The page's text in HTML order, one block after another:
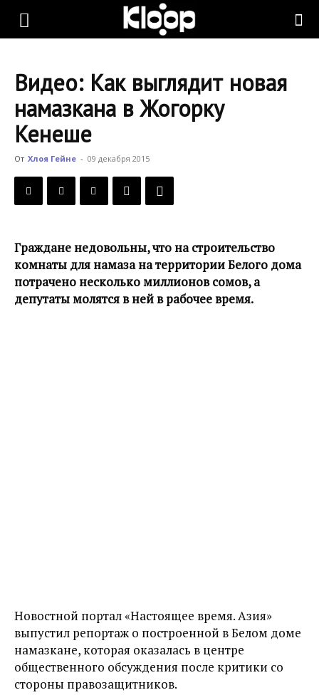
KLOOP.KG
Новости
Кыргызстана
Видео: Как выглядит новая
намазкана в Жогорку
Кенеше
От Хлоя Гейне - 09 декабря 2015
Граждане недовольны, что на строительство
комнаты для намаза на территории Белого дома
потрачено несколько миллионов сомов, а
депутаты молятся в ней в рабочее время.
Новостной портал «Настоящее время. Азия»
выпустил репортаж о построенной в Белом доме
намазкане, которая оказалась в центре
общественного обсуждения после критики со
стороны правозащитников.